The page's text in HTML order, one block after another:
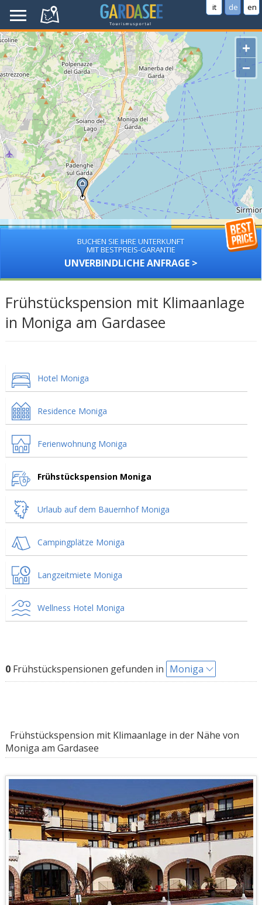
it de en
+
−
BUCHEN SIE IHRE UNTERKUNFT
MIT BESTPREIS-GARANTIE
UNVERBINDLICHE ANFRAGE >
Frühstückspension mit Klimaanlage
in Moniga am Gardasee
Hotel Moniga
Residence Moniga
Ferienwohnung Moniga
Frühstückspension Moniga
Urlaub auf dem Bauernhof Moniga
Campingplätze Moniga
Langzeitmiete Moniga
Wellness Hotel Moniga
0Frühstückspensionen gefunden in Moniga
Frühstückspension mit Klimaanlage in der Nähe von
Moniga am Gardasee